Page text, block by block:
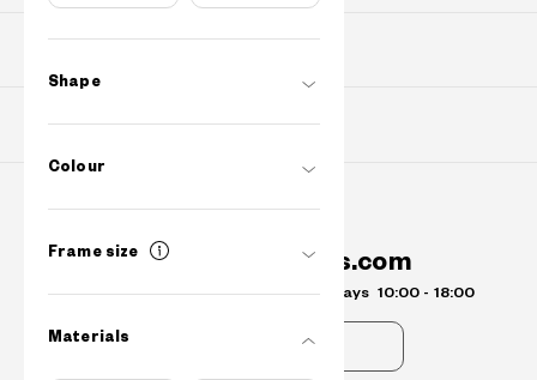
Shape
Colour
Frame size
Materials
SUPPORT
info.au@owndays.com
Operating HoursSydney Time Weekdays 10:00 - 18:00